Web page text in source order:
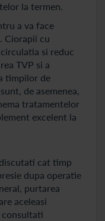
la termen.
a va face
Ciorapii cu
si reduc
TVP si a
timpilor de
de asemenea,
tratamentelor
excelent la
cat timp
dupa operatie
purtarea
aceleasi
consultati